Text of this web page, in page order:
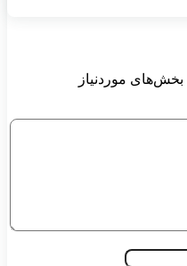
بخش‌های موردنیاز